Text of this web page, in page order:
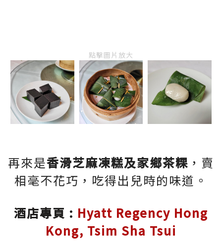
點擊圖片放大
再來是香滑芝麻凍糕及家鄉茶粿 ，賣
相毫不花巧，吃得出兒時的味道。
酒店專頁 : Hyatt Regency Hong
Kong, Tsim Sha Tsui